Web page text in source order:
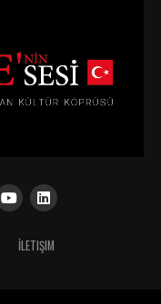
İLETIŞIM